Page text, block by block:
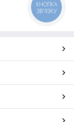
КНОПКА
ЗВ'ЯЗКУ